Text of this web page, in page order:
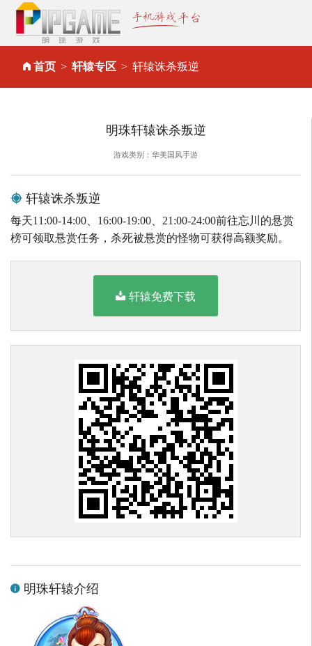
首页 轩辕专区 轩辕诛杀叛逆
明珠轩辕诛杀叛逆
游戏类别：华美国风手游
轩辕诛杀叛逆
每天11:00-14:00、16:00-19:00、21:00-24:00前往忘川的悬赏
榜可领取悬赏任务，杀死被悬赏的怪物可获得高额奖励。
轩辕免费下载
明珠轩辕介绍